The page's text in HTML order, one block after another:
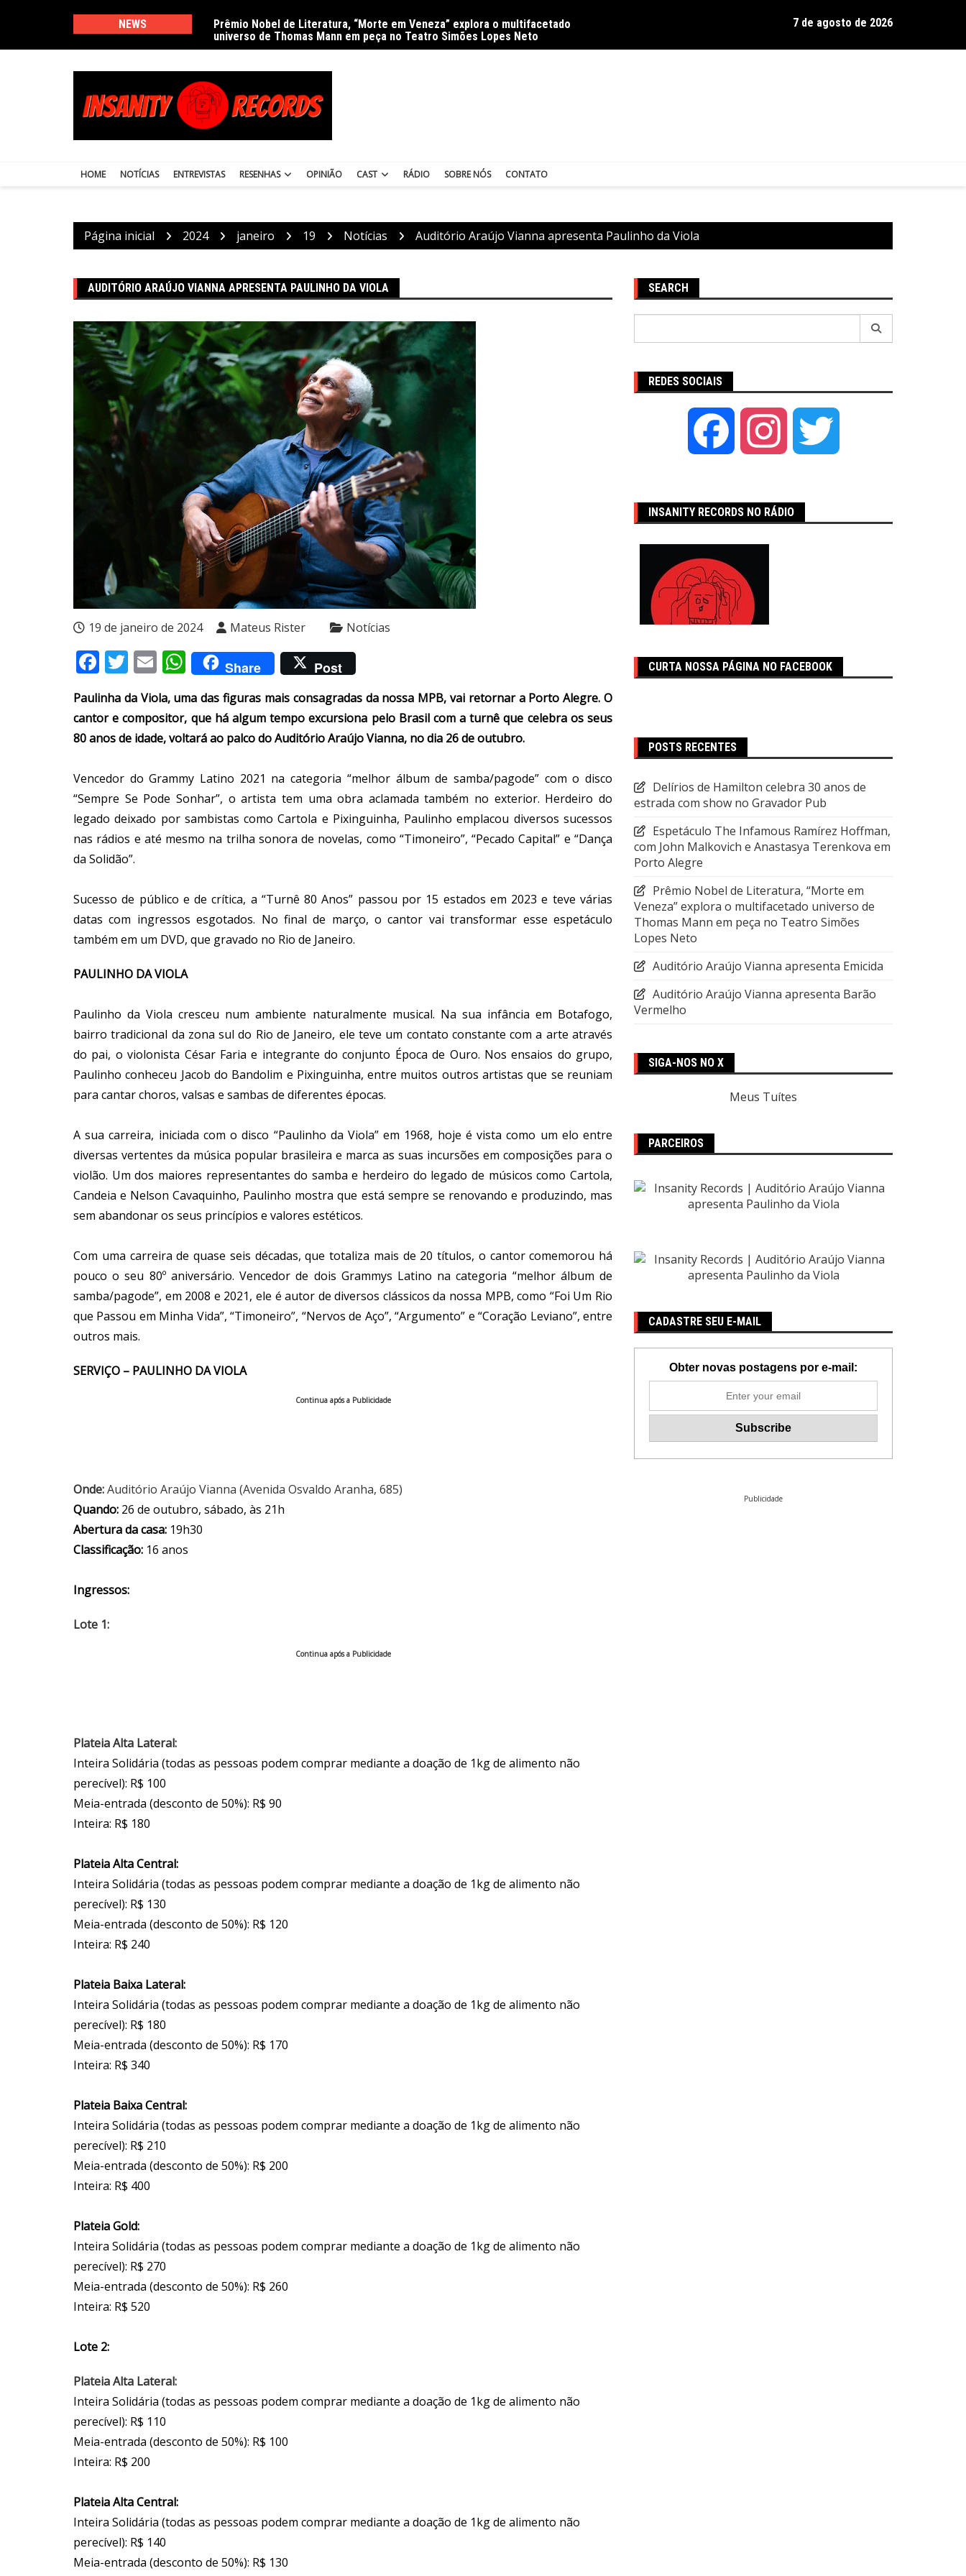
conteúdo
NEWS
Prêmio Nobel de Literatura, “Morte em Veneza” explora o multifacetado
universo de Thomas Mann em peça no Teatro Simões Lopes Neto
Delírios de Hamilton celebra 30 anos de estrada com show no Gravador
7 de agosto de 2026
HOME NOTÍCIAS ENTREVISTAS RESENHAS OPINIÃO CAST RÁDIO SOBRE NÓS CONTATO
Página inicial 2024 janeiro 19 Notícias Auditório Araújo Vianna apresenta Paulinho da Viola
AUDITÓRIO ARAÚJO VIANNA APRESENTA PAULINHO DA VIOLA
19 de janeiro de 2024 Mateus Rister Notícias
Facebook
Twitter
EmailWhatsApp
Share Post
Paulinha da Viola, uma das figuras mais consagradas da nossa MPB, vai retornar a Porto Alegre. O
cantor e compositor, que há algum tempo excursiona pelo Brasil com a turnê que celebra os seus
80 anos de idade, voltará ao palco do Auditório Araújo Vianna, no dia 26 de outubro.
Vencedor do Grammy Latino 2021 na categoria “melhor álbum de samba/pagode” com o disco
“Sempre Se Pode Sonhar”, o artista tem uma obra aclamada também no exterior. Herdeiro do
legado deixado por sambistas como Cartola e Pixinguinha, Paulinho emplacou diversos sucessos
nas rádios e até mesmo na trilha sonora de novelas, como “Timoneiro”, “Pecado Capital” e “Dança
da Solidão”.
Sucesso de público e de crítica, a “Turnê 80 Anos” passou por 15 estados em 2023 e teve várias
datas com ingressos esgotados. No final de março, o cantor vai transformar esse espetáculo
também em um DVD, que gravado no Rio de Janeiro.
PAULINHO DA VIOLA
Paulinho da Viola cresceu num ambiente naturalmente musical. Na sua infância em Botafogo,
bairro tradicional da zona sul do Rio de Janeiro, ele teve um contato constante com a arte através
do pai, o violonista César Faria e integrante do conjunto Época de Ouro. Nos ensaios do grupo,
Paulinho conheceu Jacob do Bandolim e Pixinguinha, entre muitos outros artistas que se reuniam
para cantar choros, valsas e sambas de diferentes épocas.
A sua carreira, iniciada com o disco “Paulinho da Viola” em 1968, hoje é vista como um elo entre
diversas vertentes da música popular brasileira e marca as suas incursões em composições para o
violão. Um dos maiores representantes do samba e herdeiro do legado de músicos como Cartola,
Candeia e Nelson Cavaquinho, Paulinho mostra que está sempre se renovando e produzindo, mas
sem abandonar os seus princípios e valores estéticos.
Com uma carreira de quase seis décadas, que totaliza mais de 20 títulos, o cantor comemorou há
pouco o seu 80º aniversário. Vencedor de dois Grammys Latino na categoria “melhor álbum de
samba/pagode”, em 2008 e 2021, ele é autor de diversos clássicos da nossa MPB, como “Foi Um Rio
que Passou em Minha Vida”, “Timoneiro”, “Nervos de Aço”, “Argumento” e “Coração Leviano”, entre
outros mais.
SERVIÇO – PAULINHO DA VIOLA
Continua após a Publicidade
Onde:Auditório Araújo Vianna (Avenida Osvaldo Aranha, 685)
Quando: 26 de outubro, sábado, às 21h
Abertura da casa: 19h30
Classificação: 16 anos
Ingressos:
Lote 1:
Continua após a Publicidade
Plateia Alta Lateral:
Inteira Solidária (todas as pessoas podem comprar mediante a doação de 1kg de alimento não
perecível): R$ 100
Meia-entrada (desconto de 50%): R$ 90
Inteira: R$ 180
Plateia Alta Central:
Inteira Solidária (todas as pessoas podem comprar mediante a doação de 1kg de alimento não
perecível): R$ 130
Meia-entrada (desconto de 50%): R$ 120
Inteira: R$ 240
Plateia Baixa Lateral:
Inteira Solidária (todas as pessoas podem comprar mediante a doação de 1kg de alimento não
perecível): R$ 180
Meia-entrada (desconto de 50%): R$ 170
Inteira: R$ 340
Plateia Baixa Central:
Inteira Solidária (todas as pessoas podem comprar mediante a doação de 1kg de alimento não
perecível): R$ 210
Meia-entrada (desconto de 50%): R$ 200
Inteira: R$ 400
Plateia Gold:
Inteira Solidária (todas as pessoas podem comprar mediante a doação de 1kg de alimento não
perecível): R$ 270
Meia-entrada (desconto de 50%): R$ 260
Inteira: R$ 520
Lote 2:
Plateia Alta Lateral:
Inteira Solidária (todas as pessoas podem comprar mediante a doação de 1kg de alimento não
perecível): R$ 110
Meia-entrada (desconto de 50%): R$ 100
Inteira: R$ 200
Plateia Alta Central:
Inteira Solidária (todas as pessoas podem comprar mediante a doação de 1kg de alimento não
perecível): R$ 140
Meia-entrada (desconto de 50%): R$ 130
SEARCH
REDES SOCIAIS
Facebook Instagram
INSANITY RECORDS NO RÁDIO
CURTA NOSSA PÁGINA NO FACEBOOK
POSTS RECENTES
Delírios de Hamilton celebra 30 anos de
estrada com show no Gravador Pub
Espetáculo The Infamous Ramírez Hoffman,
com John Malkovich e Anastasya Terenkova em
Porto Alegre
Prêmio Nobel de Literatura, “Morte em
Veneza” explora o multifacetado universo de
Thomas Mann em peça no Teatro Simões
Lopes Neto
Auditório Araújo Vianna apresenta Emicida
Auditório Araújo Vianna apresenta Barão
Vermelho
SIGA-NOS NO X
Meus Tuítes
PARCEIROS
CADASTRE SEU E-MAIL
Obter novas postagens por e-mail:
Publicidade